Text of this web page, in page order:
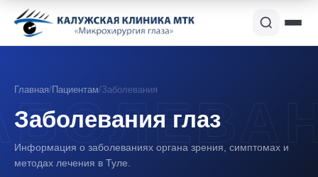
Главная/Пациентам/Заболевания
Заболевания глаз
Информация о заболеваниях органа зрения, симптомах и
методах лечения в Туле.